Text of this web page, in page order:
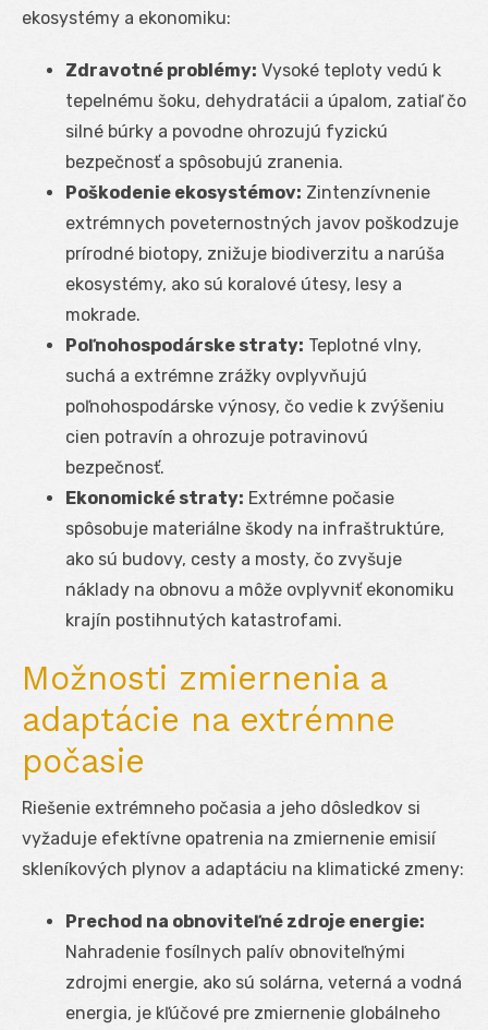
ekosystémy a ekonomiku:
Zdravotné problémy: Vysoké teploty vedú k
tepelnému šoku, dehydratácii a úpalom, zatiaľ čo
silné búrky a povodne ohrozujú fyzickú
bezpečnosť a spôsobujú zranenia.
Poškodenie ekosystémov: Zintenzívnenie
extrémnych poveternostných javov poškodzuje
prírodné biotopy, znižuje biodiverzitu a narúša
ekosystémy, ako sú koralové útesy, lesy a
mokrade.
Poľnohospodárske straty: Teplotné vlny,
suchá a extrémne zrážky ovplyvňujú
poľnohospodárske výnosy, čo vedie k zvýšeniu
cien potravín a ohrozuje potravinovú
bezpečnosť.
Ekonomické straty: Extrémne počasie
spôsobuje materiálne škody na infraštruktúre,
ako sú budovy, cesty a mosty, čo zvyšuje
náklady na obnovu a môže ovplyvniť ekonomiku
krajín postihnutých katastrofami.
Možnosti zmiernenia a
adaptácie na extrémne
počasie
Riešenie extrémneho počasia a jeho dôsledkov si
vyžaduje efektívne opatrenia na zmiernenie emisií
skleníkových plynov a adaptáciu na klimatické zmeny:
Prechod na obnoviteľné zdroje energie:
Nahradenie fosílnych palív obnoviteľnými
zdrojmi energie, ako sú solárna, veterná a vodná
energia, je kľúčové pre zmiernenie globálneho